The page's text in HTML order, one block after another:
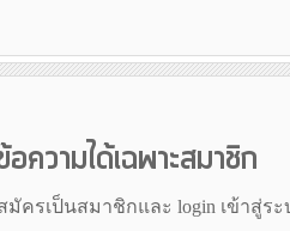
ความได้เฉพาะสมาชิก
มัครเป็นสมาชิกและ login เข้าสู่ร